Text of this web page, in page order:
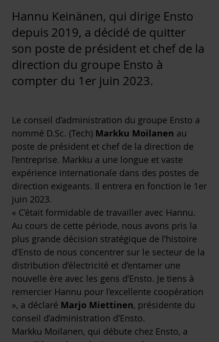
Hannu Keinänen, qui dirige Ensto
depuis 2019, a décidé de quitter
son poste de président et chef de la
direction du groupe Ensto à
compter du 1er juin 2023.
Le conseil d’administration du groupe Ensto a
nommé D.Sc. (Tech) Markku Moilanen au
poste de président et chef de la direction de
l’entreprise. Markku a une longue et vaste
expérience internationale dans des postes de
direction exigeants. Il entrera en fonction le 1er
juin 2023.
« C’était formidable de travailler avec Hannu.
Au cours de cette période, nous avons pris la
plus grande décision stratégique de l’histoire
d’Ensto de nous concentrer sur le secteur de la
distribution d’électricité et d’entamer une
nouvelle ère avec les gens d’Ensto. Je tiens à
remercier Hannu pour l’excellente coopération
», a déclaré Marjo Miettinen, présidente du
conseil d’administration d’Ensto.
Markku Moilanen, qui débute chez Ensto, a